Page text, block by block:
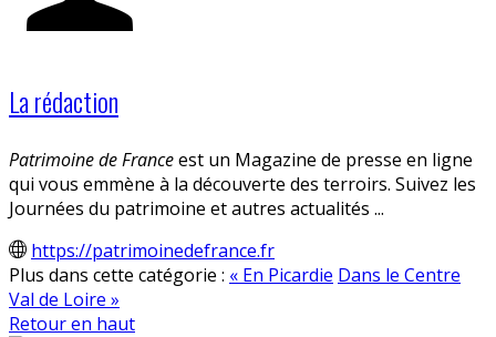
La rédaction
Patrimoine de Franceest un Magazine de presse en ligne
qui vous emmène à la découverte des terroirs. Suivez les
Journées du patrimoine et autres actualités ...
https://patrimoinedefrance.fr
Plus dans cette catégorie : « En Picardie Dans le Centre
Val de Loire »
Retour en haut